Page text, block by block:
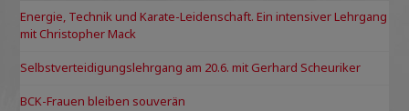
Energie, Technik und Karate-Leidenschaft. Ein intensiver Lehrgang
mit Christopher Mack
Selbstverteidigungslehrgang am 20.6. mit Gerhard Scheuriker
BCK-Frauen bleiben souverän